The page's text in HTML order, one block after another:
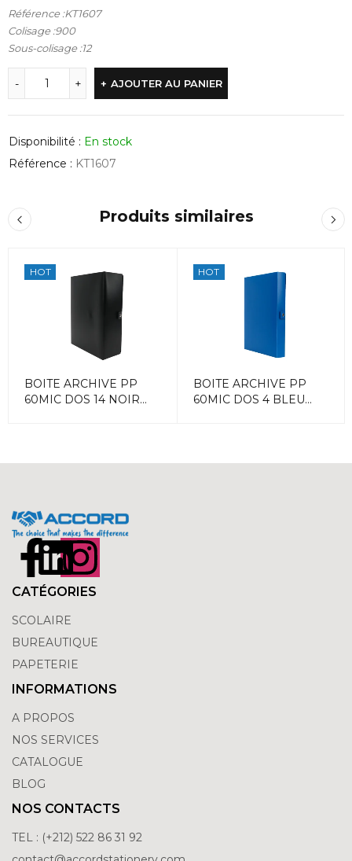
Référence :KT1607
Colisage :900
Sous-colisage :12
AJOUTER AU PANIER
Disponibilité : En stock
Référence : KT1607
Produits similaires
HOT
BOITE ARCHIVE PP
60MIC DOS 14 NOIR
HOT
BOITE ARCHIVE PP
60MIC DOS 4 BLEU
CATÉGORIES
SCOLAIRE
BUREAUTIQUE
PAPETERIE
INFORMATIONS
A PROPOS
NOS SERVICES
CATALOGUE
BLOG
NOS CONTACTS
TEL : (+212) 522 86 31 92